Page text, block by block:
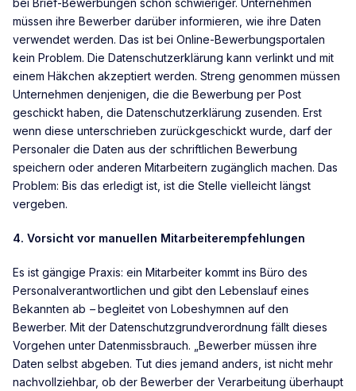
müssen ihre Bewerber darüber informieren, wie ihre Daten
verwendet werden. Das ist bei Online-Bewerbungsportalen
kein Problem. Die Datenschutzerklärung kann verlinkt und mit
einem Häkchen akzeptiert werden. Streng genommen müssen
Unternehmen denjenigen, die die Bewerbung per Post
geschickt haben, die Datenschutzerklärung zusenden. Erst
wenn diese unterschrieben zurückgeschickt wurde, darf der
Personaler die Daten aus der schriftlichen Bewerbung
speichern oder anderen Mitarbeitern zugänglich machen. Das
Problem: Bis das erledigt ist, ist die Stelle vielleicht längst
vergeben.
4. Vorsicht vor manuellen Mitarbeiterempfehlungen
Es ist gängige Praxis: ein Mitarbeiter kommt ins Büro des
Personalverantwortlichen und gibt den Lebenslauf eines
Bekannten ab –begleitet von Lobeshymnen auf den
Bewerber. Mit der Datenschutzgrundverordnung fällt dieses
Vorgehen unter Datenmissbrauch. „Bewerber müssen ihre
Daten selbst abgeben. Tut dies jemand anders, ist nicht mehr
nachvollziehbar, ob der Bewerber der Verarbeitung überhaupt